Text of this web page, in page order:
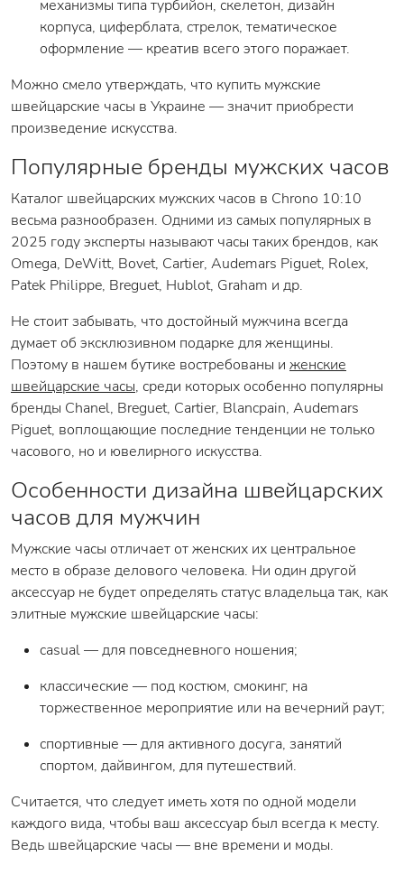
механизмы типа турбийон, скелетон, дизайн
корпуса, циферблата, стрелок, тематическое
оформление — креатив всего этого поражает.
Можно смело утверждать, что купить мужские
швейцарские часы в Украине — значит приобрести
произведение искусства.
Популярные бренды мужских часов
Каталог швейцарских мужских часов в Chrono 10:10
весьма разнообразен. Одними из самых популярных в
2025 году эксперты называют часы таких брендов, как
Omega, DeWitt, Bovet, Cartier, Audemars Piguet, Rolex,
Patek Philippe, Breguet, Hublot, Graham и др.
Не стоит забывать, что достойный мужчина всегда
думает об эксклюзивном подарке для женщины.
Поэтому в нашем бутике востребованы и женские
швейцарские часы, среди которых особенно популярны
бренды Chanel, Breguet, Cartier, Blancpain, Audemars
Piguet, воплощающие последние тенденции не только
часового, но и ювелирного искусства.
Особенности дизайна швейцарских
часов для мужчин
Мужские часы отличает от женских их центральное
место в образе делового человека. Ни один другой
аксессуар не будет определять статус владельца так, как
элитные мужские швейцарские часы:
casual — для повседневного ношения;
классические — под костюм, смокинг, на
торжественное мероприятие или на вечерний раут;
спортивные — для активного досуга, занятий
спортом, дайвингом, для путешествий.
Считается, что следует иметь хотя по одной модели
каждого вида, чтобы ваш аксессуар был всегда к месту.
Ведь швейцарские часы — вне времени и моды.